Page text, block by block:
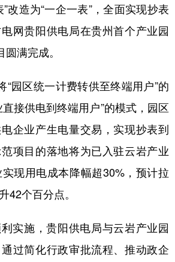
天津
吉林 上海 江苏
安徽 福建 江西
河南 湖北 湖南
广西 海南 重庆
贵州 云南 西藏
蒙古 黑龙江
改造为“一企一表”，全面实现抄表
网贵阳供电局在贵州首个产业园
满完成。
园区统一计费转供至终端用户”的
接供电到终端用户”的模式，园区
企业产生电量交易，实现抄表到
项目的落地将为已入驻云岩产业
现用电成本降幅超30%，预计拉
42个百分点。
施，贵阳供电局与云岩产业园
过简化行政审批流程、推动政企